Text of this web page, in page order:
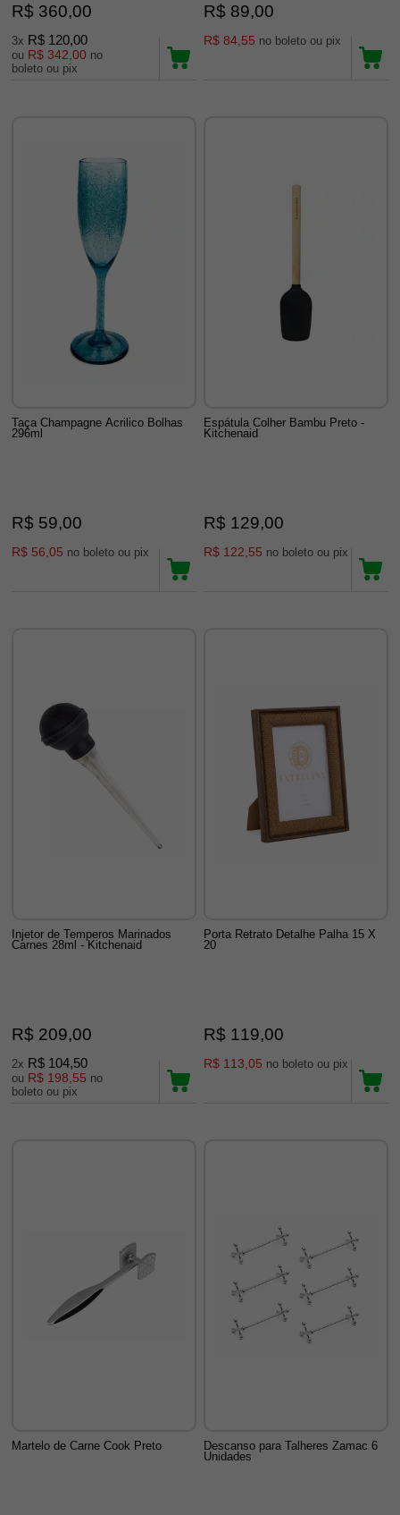
R$ 360,00
3x R$ 120,00
ou R$ 342,00 no
boleto ou pix
R$ 89,00
R$ 84,55 no boleto ou pix
Taça Champagne Acrilico Bolhas
296ml
R$ 59,00
R$ 56,05 no boleto ou pix
Espátula Colher Bambu Preto -
Kitchenaid
R$ 129,00
R$ 122,55 no boleto ou pix
Injetor de Temperos Marinados
Carnes 28ml - Kitchenaid
R$ 209,00
2x R$ 104,50
ou R$ 198,55 no
boleto ou pix
Porta Retrato Detalhe Palha 15 X
20
R$ 119,00
R$ 113,05 no boleto ou pix
Martelo de Carne Cook Preto
Descanso para Talheres Zamac 6
Unidades